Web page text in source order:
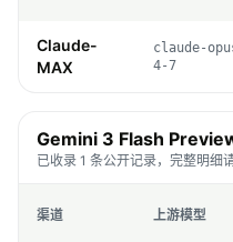
Claude-
MAX
claude-
4-7
Gemini 3 Flash
已收录 1 条公开记录，完整明细
渠道 上游模型